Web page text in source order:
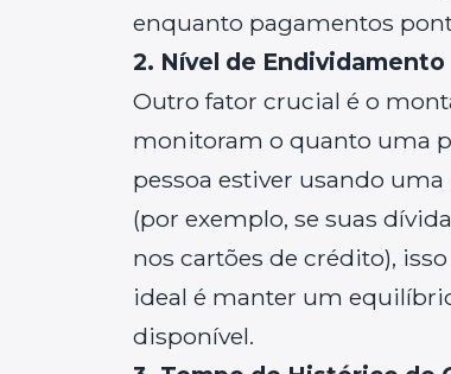
enquanto pagamentos
2. Nível de Endividamento
Outro fator crucial é o
monitoram o quanto uma
pessoa estiver usando
(por exemplo, se suas
nos cartões de crédito),
ideal é manter um
disponível.